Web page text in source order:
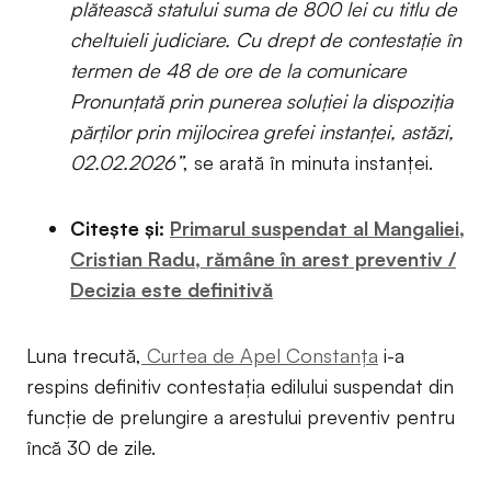
plătească statului suma de 800 lei cu titlu de
cheltuieli judiciare. Cu drept de contestaţie în
termen de 48 de ore de la comunicare
Pronunţată prin punerea soluţiei la dispoziţia
părţilor prin mijlocirea grefei instanţei, astăzi,
02.02.2026”, se arată în minuta instanței.
Citește și: Primarul suspendat al Mangaliei,
Cristian Radu, rămâne în arest preventiv /
Decizia este definitivă
Luna trecută, Curtea de Apel Constanța i-a
respins definitiv contestația edilului suspendat din
funcție de prelungire a arestului preventiv pentru
încă 30 de zile.